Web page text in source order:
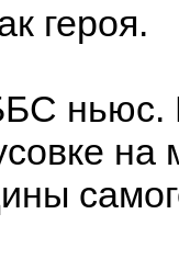
героя.
ньюс.